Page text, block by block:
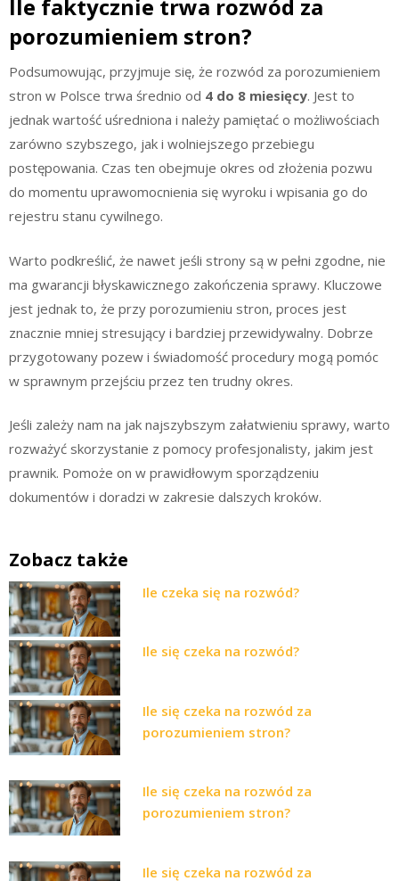
Ile faktycznie trwa rozwód za
porozumieniem stron?
Podsumowując, przyjmuje się, że rozwód za porozumieniem
stron w Polsce trwa średnio od 4 do 8 miesięcy. Jest to
jednak wartość uśredniona i należy pamiętać o możliwościach
zarówno szybszego, jak i wolniejszego przebiegu
postępowania. Czas ten obejmuje okres od złożenia pozwu
do momentu uprawomocnienia się wyroku i wpisania go do
rejestru stanu cywilnego.
Warto podkreślić, że nawet jeśli strony są w pełni zgodne, nie
ma gwarancji błyskawicznego zakończenia sprawy. Kluczowe
jest jednak to, że przy porozumieniu stron, proces jest
znacznie mniej stresujący i bardziej przewidywalny. Dobrze
przygotowany pozew i świadomość procedury mogą pomóc
w sprawnym przejściu przez ten trudny okres.
Jeśli zależy nam na jak najszybszym załatwieniu sprawy, warto
rozważyć skorzystanie z pomocy profesjonalisty, jakim jest
prawnik. Pomoże on w prawidłowym sporządzeniu
dokumentów i doradzi w zakresie dalszych kroków.
Zobacz także
Ile czeka się na rozwód?
Ile się czeka na rozwód?
Ile się czeka na rozwód za
porozumieniem stron?
Ile się czeka na rozwód za
porozumieniem stron?
Ile się czeka na rozwód za